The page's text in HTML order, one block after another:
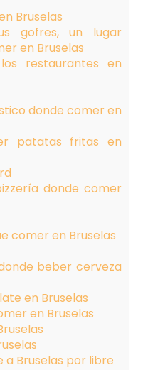
Bruselas
gofres, un lugar
en Bruselas
restaurantes en
donde comer en
patatas fritas en
donde comer
comer en Bruselas
beber cerveza
en Bruselas
en Bruselas
a Bruselas por libre